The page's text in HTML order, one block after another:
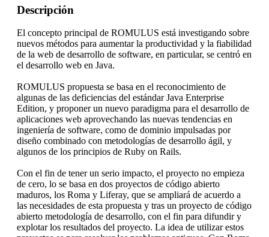
Descripción
El concepto principal de ROMULUS está investigando sobre
nuevos métodos para aumentar la productividad y la fiabilidad
de la web de desarrollo de software, en particular, se centró en
el desarrollo web en Java.
ROMULUS propuesta se basa en el reconocimiento de
algunas de las deficiencias del estándar Java Enterprise
Edition, y proponer un nuevo paradigma para el desarrollo de
aplicaciones web aprovechando las nuevas tendencias en
ingeniería de software, como de dominio impulsadas por
diseño combinado con metodologías de desarrollo ágil, y
algunos de los principios de Ruby on Rails.
Con el fin de tener un serio impacto, el proyecto no empieza
de cero, lo se basa en dos proyectos de código abierto
maduros, los Roma y Liferay, que se ampliará de acuerdo a
las necesidades de esta propuesta y tras un proyecto de código
abierto metodología de desarrollo, con el fin para difundir y
explotar los resultados del proyecto. La idea de utilizar estos